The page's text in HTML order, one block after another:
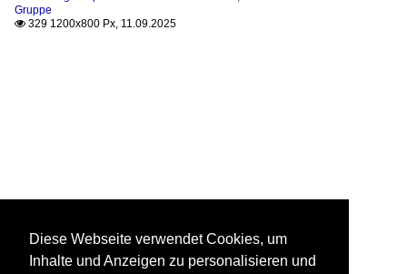
Gruppe
 329 1200x800 Px, 11.09.2025
Diese Webseite verwendet Cookies, um
Inhalte und Anzeigen zu personalisieren und